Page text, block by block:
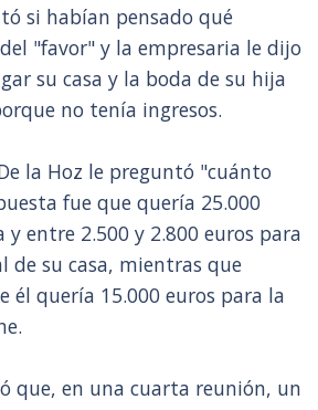
si habían pensado qué
"favor" y la empresaria le dijo
su casa y la boda de su hija
no tenía ingresos.
la Hoz le preguntó "cuánto
fue que quería 25.000
entre 2.500 y 2.800 euros para
de su casa, mientras que
él quería 15.000 euros para la
que, en una cuarta reunión, un